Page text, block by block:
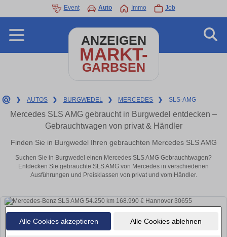
Alle Cookies akzeptieren Alle Cookies ablehnen
Event Auto Immo Job
ANZEIGEN
MARKT-
GARBSEN
❯ AUTOS ❯ BURGWEDEL ❯ MERCEDES ❯ SLS-AMG
Mercedes SLS AMG gebraucht in Burgwedel entdecken –
Gebrauchtwagen von privat & Händler
Finden Sie in Burgwedel Ihren gebrauchten Mercedes SLS AMG
Suchen Sie in Burgwedel einen Mercedes SLS AMG Gebrauchtwagen?
Entdecken Sie gebrauchte SLS AMG von Mercedes in verschiedenen
Ausführungen und Preisklassen von privat und vom Händler.